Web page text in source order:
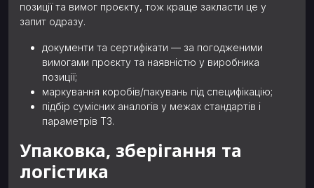
позиції та вимог проєкту, тож краще закласти це у
запит одразу.
документи та сертифікати — за погодженими
вимогами проєкту та наявністю у виробника
позиції;
маркування коробів/пакувань під специфікацію;
підбір сумісних аналогів у межах стандартів і
параметрів ТЗ.
Упаковка, зберігання та
логістика